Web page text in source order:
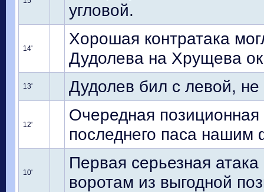
угловой.
14'
Хорошая контратака
Дудолева на Хрущева
13' Дудолев бил с левой,
12'
Очередная позиционная
последнего паса нашим
10'
Первая серьезная
воротам из выгодной